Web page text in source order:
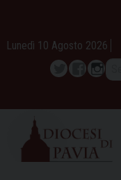
content
Lunedì 10 Agosto 2026
TwitterFacebook